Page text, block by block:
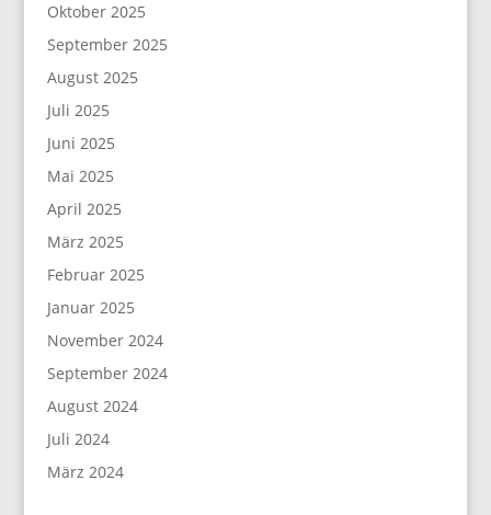
Oktober 2025
September 2025
August 2025
Juli 2025
Juni 2025
Mai 2025
April 2025
März 2025
Februar 2025
Januar 2025
November 2024
September 2024
August 2024
Juli 2024
März 2024